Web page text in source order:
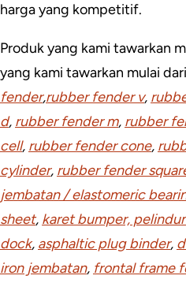
harga yang kompetitif.
Produk yang kami tawarkan
yang kami tawarkan mulai dari
fender,rubber fender v,
d, rubber fender m, rubber
cell, rubber fender cone,
cylinder, rubber fender
jembatan / elastomeric
sheet, karet bumper,
dock, asphaltic plug binder,
iron jembatan, frontal frame